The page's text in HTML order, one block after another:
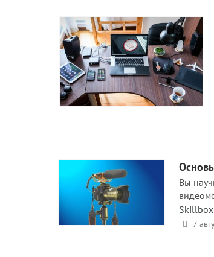
Вы
Skillbox
7